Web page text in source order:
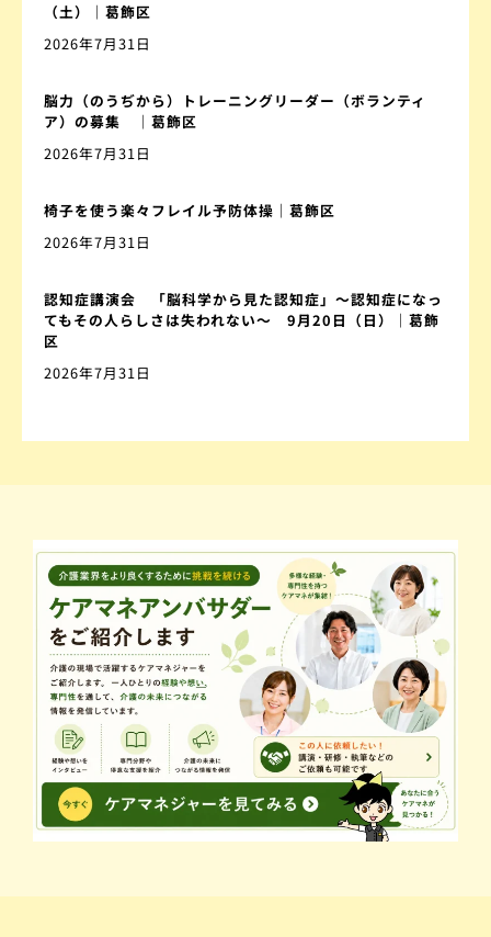
（土）｜葛飾区
2026年7月31日
脳力（のうぢから）トレーニングリーダー（ボランティ
ア）の募集 ｜葛飾区
2026年7月31日
椅子を使う楽々フレイル予防体操｜葛飾区
2026年7月31日
認知症講演会 「脳科学から見た認知症」～認知症になっ
てもその人らしさは失われない～ 9月20日（日）｜葛飾
区
2026年7月31日